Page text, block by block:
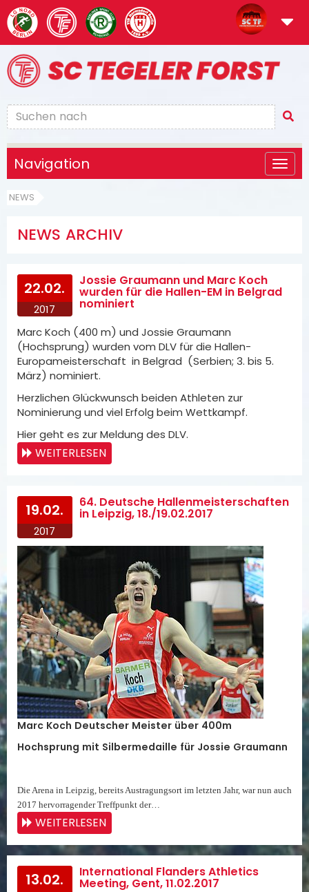
Navigation
NEWS
NEWS ARCHIV
22.02.
2017
Jossie Graumann und Marc Koch
wurden für die Hallen-EM in Belgrad
nominiert
Marc Koch (400 m) und Jossie Graumann
(Hochsprung) wurden vom DLV für die Hallen-
Europameisterschaft in Belgrad (Serbien; 3. bis 5.
März) nominiert.
Herzlichen Glückwunsch beiden Athleten zur
Nominierung und viel Erfolg beim Wettkampf.
Hier geht es zur Meldung des DLV.
WEITERLESEN
19.02.
2017
64. Deutsche Hallenmeisterschaften
in Leipzig, 18./19.02.2017
Marc Koch Deutscher Meister über 400m
Hochsprung mit Silbermedaille für Jossie Graumann
Die Arena in Leipzig, bereits Austragungsort im letzten Jahr, war nun auch
2017 hervorragender Treffpunkt der…
WEITERLESEN
13.02. International Flanders Athletics
Meeting, Gent, 11.02.2017